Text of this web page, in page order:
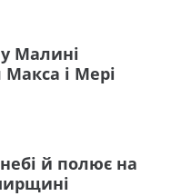
Малині
і Мері
й полює на